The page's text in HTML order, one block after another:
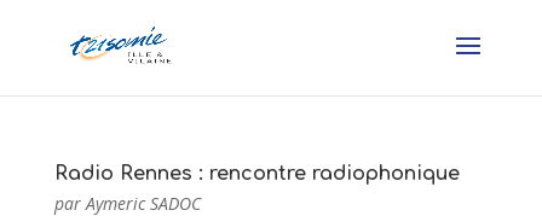
Radio Rennes : rencontre radiophonique
parAymeric SADOC